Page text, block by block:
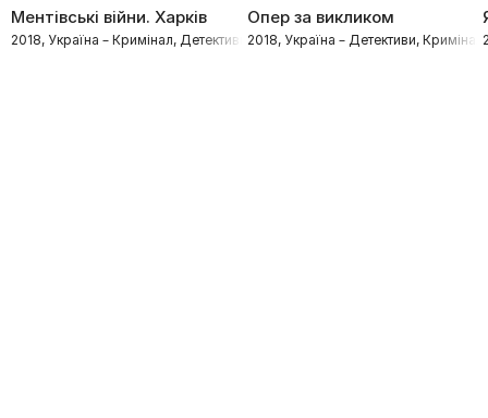
Ментівські війни. Харків
2018, Україна – Кримінал, Детективи, Процедурали
Опер за викликом
2018, Україна – Детективи, Кримінал